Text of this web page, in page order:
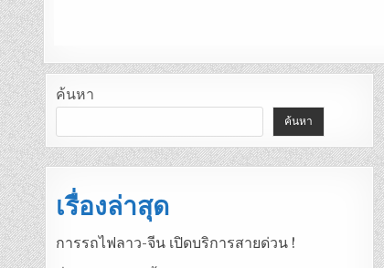
ค้นหา
ค้นหา
เรื่องล่าสุด
การรถไฟลาว-จีน เปิดบริการสายด่วน !